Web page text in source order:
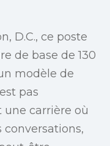
D.C., ce poste
de base de 130
modèle de
pas
une carrière où